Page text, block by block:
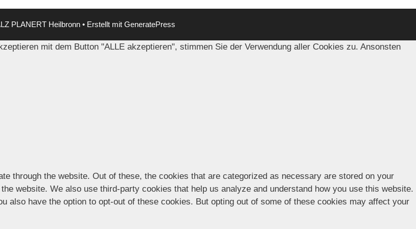
PLANERT Heilbronn • Erstellt mit GeneratePress
mit dem Button "ALLE akzeptieren", stimmen Sie der Verwendung aller Cookies zu. Ansonsten
through the website. Out of these, the cookies that are categorized as necessary are stored on your
website. We also use third-party cookies that help us analyze and understand how you use this website.
also have the option to opt-out of these cookies. But opting out of some of these cookies may affect your